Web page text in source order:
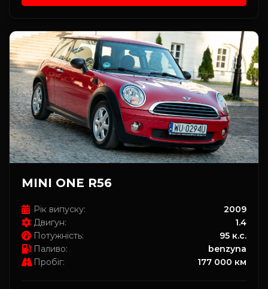
MINI ONE R56
Рік випуску:
2009
Двигун:
1.4
Потужність:
95 к.с.
Паливо:
benzyna
Пробіг:
177 000 км